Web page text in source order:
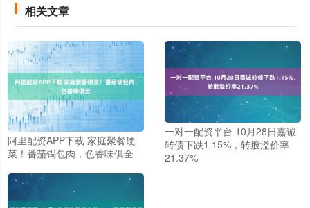
相关文章
阿里配资APP下载 家庭聚餐硬
菜！番茄锅包肉，色香味俱全
一对一配资平台 10月28日嘉诚
转债下跌1.15%，转股溢价率
21.37%